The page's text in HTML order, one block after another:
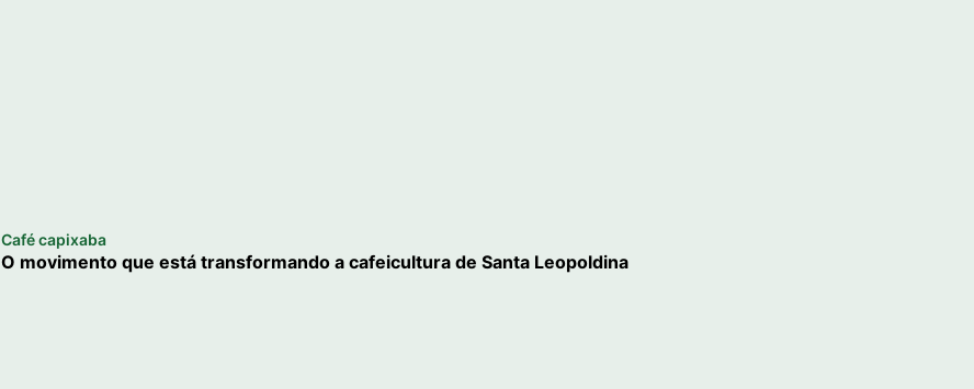
Café capixaba
O movimento que está transformando a cafeicultura de Santa Leopoldina